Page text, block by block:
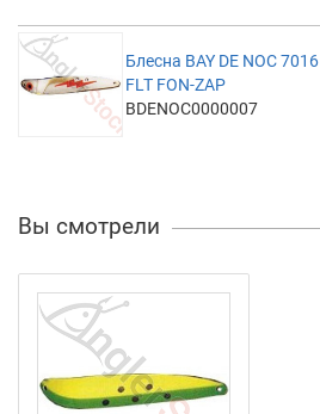
Блесна BAY DE NOC 7016
FLT FON-ZAP
BDENOC0000007
Вы смотрели